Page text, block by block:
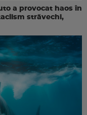
a provocat haos în
străvechi,